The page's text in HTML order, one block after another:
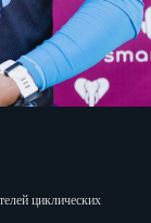
циклических